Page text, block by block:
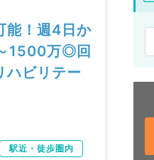
能！週4日か
1500万◎回
ハビリテー
駅近・徒歩圏内